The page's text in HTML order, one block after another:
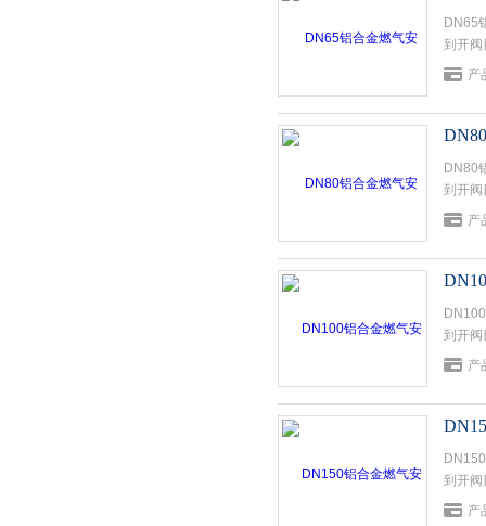
DN65
到开阀
产
DN80
到开阀
产
到开阀
产
到开阀
产